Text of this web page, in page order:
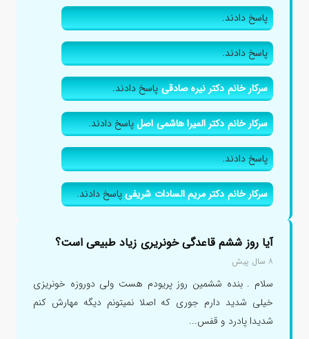
پاسخ دادند.
پاسخ دادند.
سرکار خانم دکتر نیره صادقیپاسخ دادند.
سرکار خانم دکتر المیرا هاشمی اصلپاسخ دادند.
پاسخ دادند.
سرکار خانم دکتر مریم السادات شریفیپاسخ دادند.
آیا روز ششم قاعدگی خونریری زیاد طبیعی است؟
۸ سال پیش
سلام . بنده ششمین روز پریودم هست ولی دوروزه خونریزی
خیلی شدید دارم جوری که اصلا نمیتونم دیگه مهارش کنم
شدیدا پادرد و قفس...